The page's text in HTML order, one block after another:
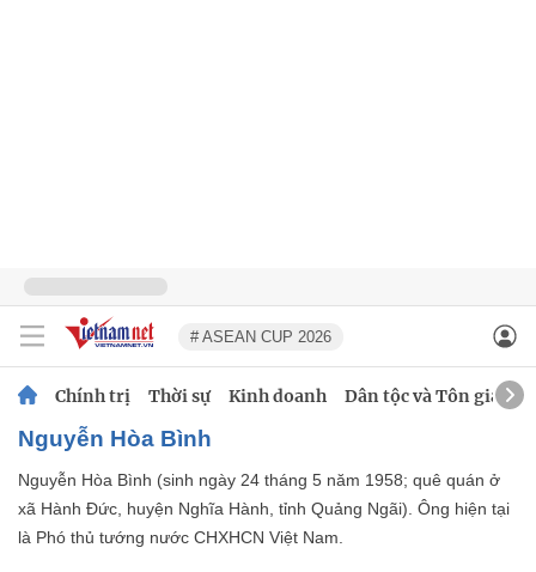
# ASEAN CUP 2026
Chính trị Thời sự Kinh doanh Dân tộc và Tôn giáo
Nguyễn Hòa Bình
Nguyễn Hòa Bình (sinh ngày 24 tháng 5 năm 1958; quê quán ở
xã Hành Đức, huyện Nghĩa Hành, tỉnh Quảng Ngãi). Ông hiện tại
là Phó thủ tướng nước CHXHCN Việt Nam.